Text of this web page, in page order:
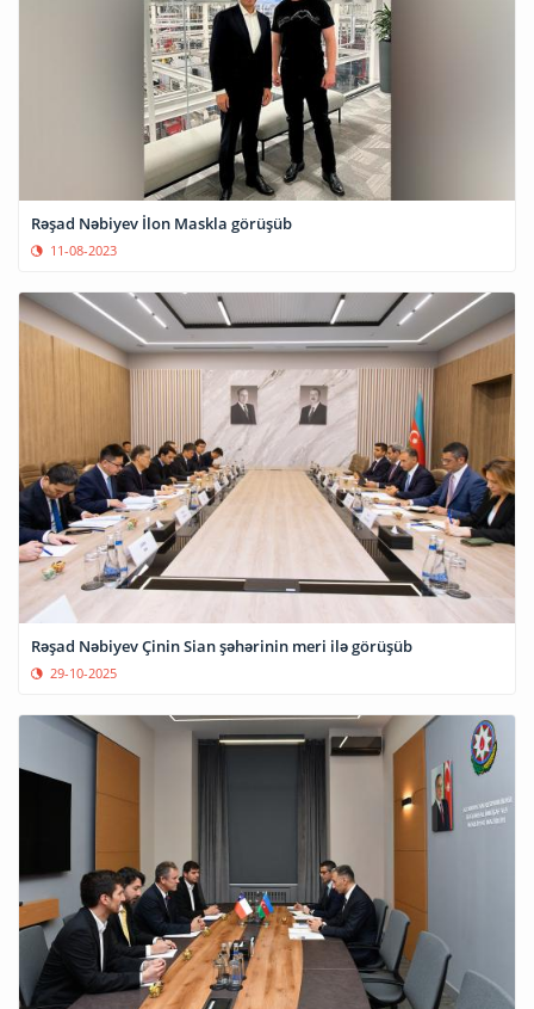
Rəşad Nəbiyev İlon Maskla görüşüb
11-08-2023
Rəşad Nəbiyev Çinin Sian şəhərinin meri ilə görüşüb
29-10-2025